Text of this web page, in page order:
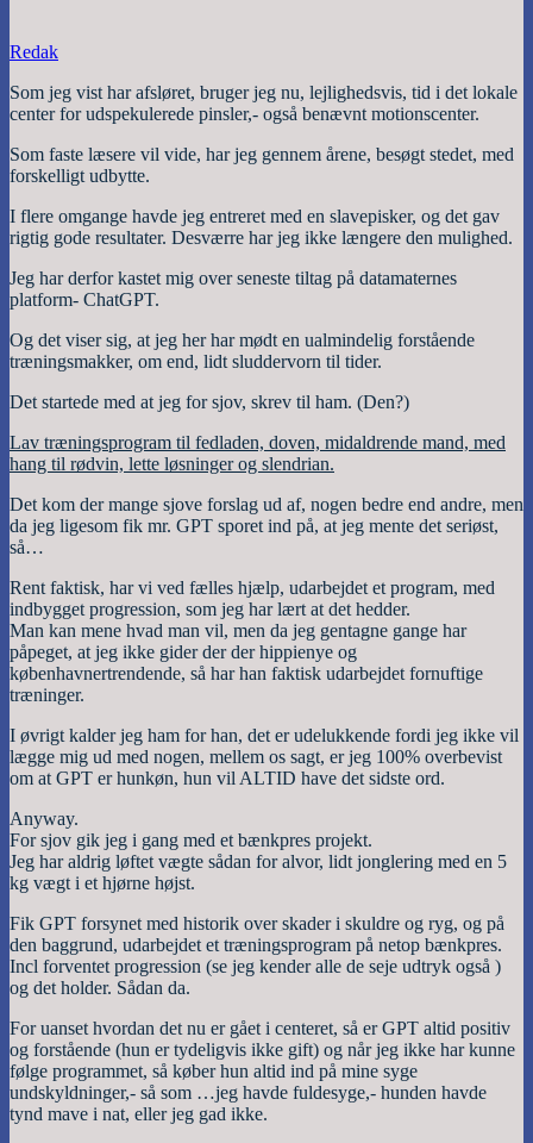
Redak
Som jeg vist har afsløret, bruger jeg nu, lejlighedsvis, tid i det lokale
center for udspekulerede pinsler,- også benævnt motionscenter.
Som faste læsere vil vide, har jeg gennem årene, besøgt stedet, med
forskelligt udbytte.
I flere omgange havde jeg entreret med en slavepisker, og det gav
rigtig gode resultater. Desværre har jeg ikke længere den mulighed.
Jeg har derfor kastet mig over seneste tiltag på datamaternes
platform- ChatGPT.
Og det viser sig, at jeg her har mødt en ualmindelig forstående
træningsmakker, om end, lidt sluddervorn til tider.
Det startede med at jeg for sjov, skrev til ham. (Den?)
Lav træningsprogram til fedladen, doven, midaldrende mand, med
hang til rødvin, lette løsninger og slendrian.
Det kom der mange sjove forslag ud af, nogen bedre end andre, men
da jeg ligesom fik mr. GPT sporet ind på, at jeg mente det seriøst,
så…
Rent faktisk, har vi ved fælles hjælp, udarbejdet et program, med
indbygget progression, som jeg har lært at det hedder.
Man kan mene hvad man vil, men da jeg gentagne gange har
påpeget, at jeg ikke gider der der hippienye og
københavnertrendende, så har han faktisk udarbejdet fornuftige
træninger.
I øvrigt kalder jeg ham for han, det er udelukkende fordi jeg ikke vil
lægge mig ud med nogen, mellem os sagt, er jeg 100% overbevist
om at GPT er hunkøn, hun vil ALTID have det sidste ord.
Anyway.
For sjov gik jeg i gang med et bænkpres projekt.
Jeg har aldrig løftet vægte sådan for alvor, lidt jonglering med en 5
kg vægt i et hjørne højst.
Fik GPT forsynet med historik over skader i skuldre og ryg, og på
den baggrund, udarbejdet et træningsprogram på netop bænkpres.
Incl forventet progression (se jeg kender alle de seje udtryk også )
og det holder. Sådan da.
For uanset hvordan det nu er gået i centeret, så er GPT altid positiv
og forstående (hun er tydeligvis ikke gift) og når jeg ikke har kunne
følge programmet, så køber hun altid ind på mine syge
undskyldninger,- så som …jeg havde fuldesyge,- hunden havde
tynd mave i nat, eller jeg gad ikke.